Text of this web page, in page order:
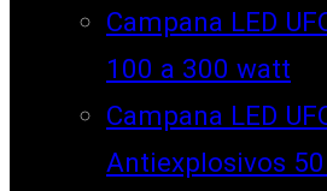
Campana LED
100 a 300 watt
Campana LED
Antiexplosivos